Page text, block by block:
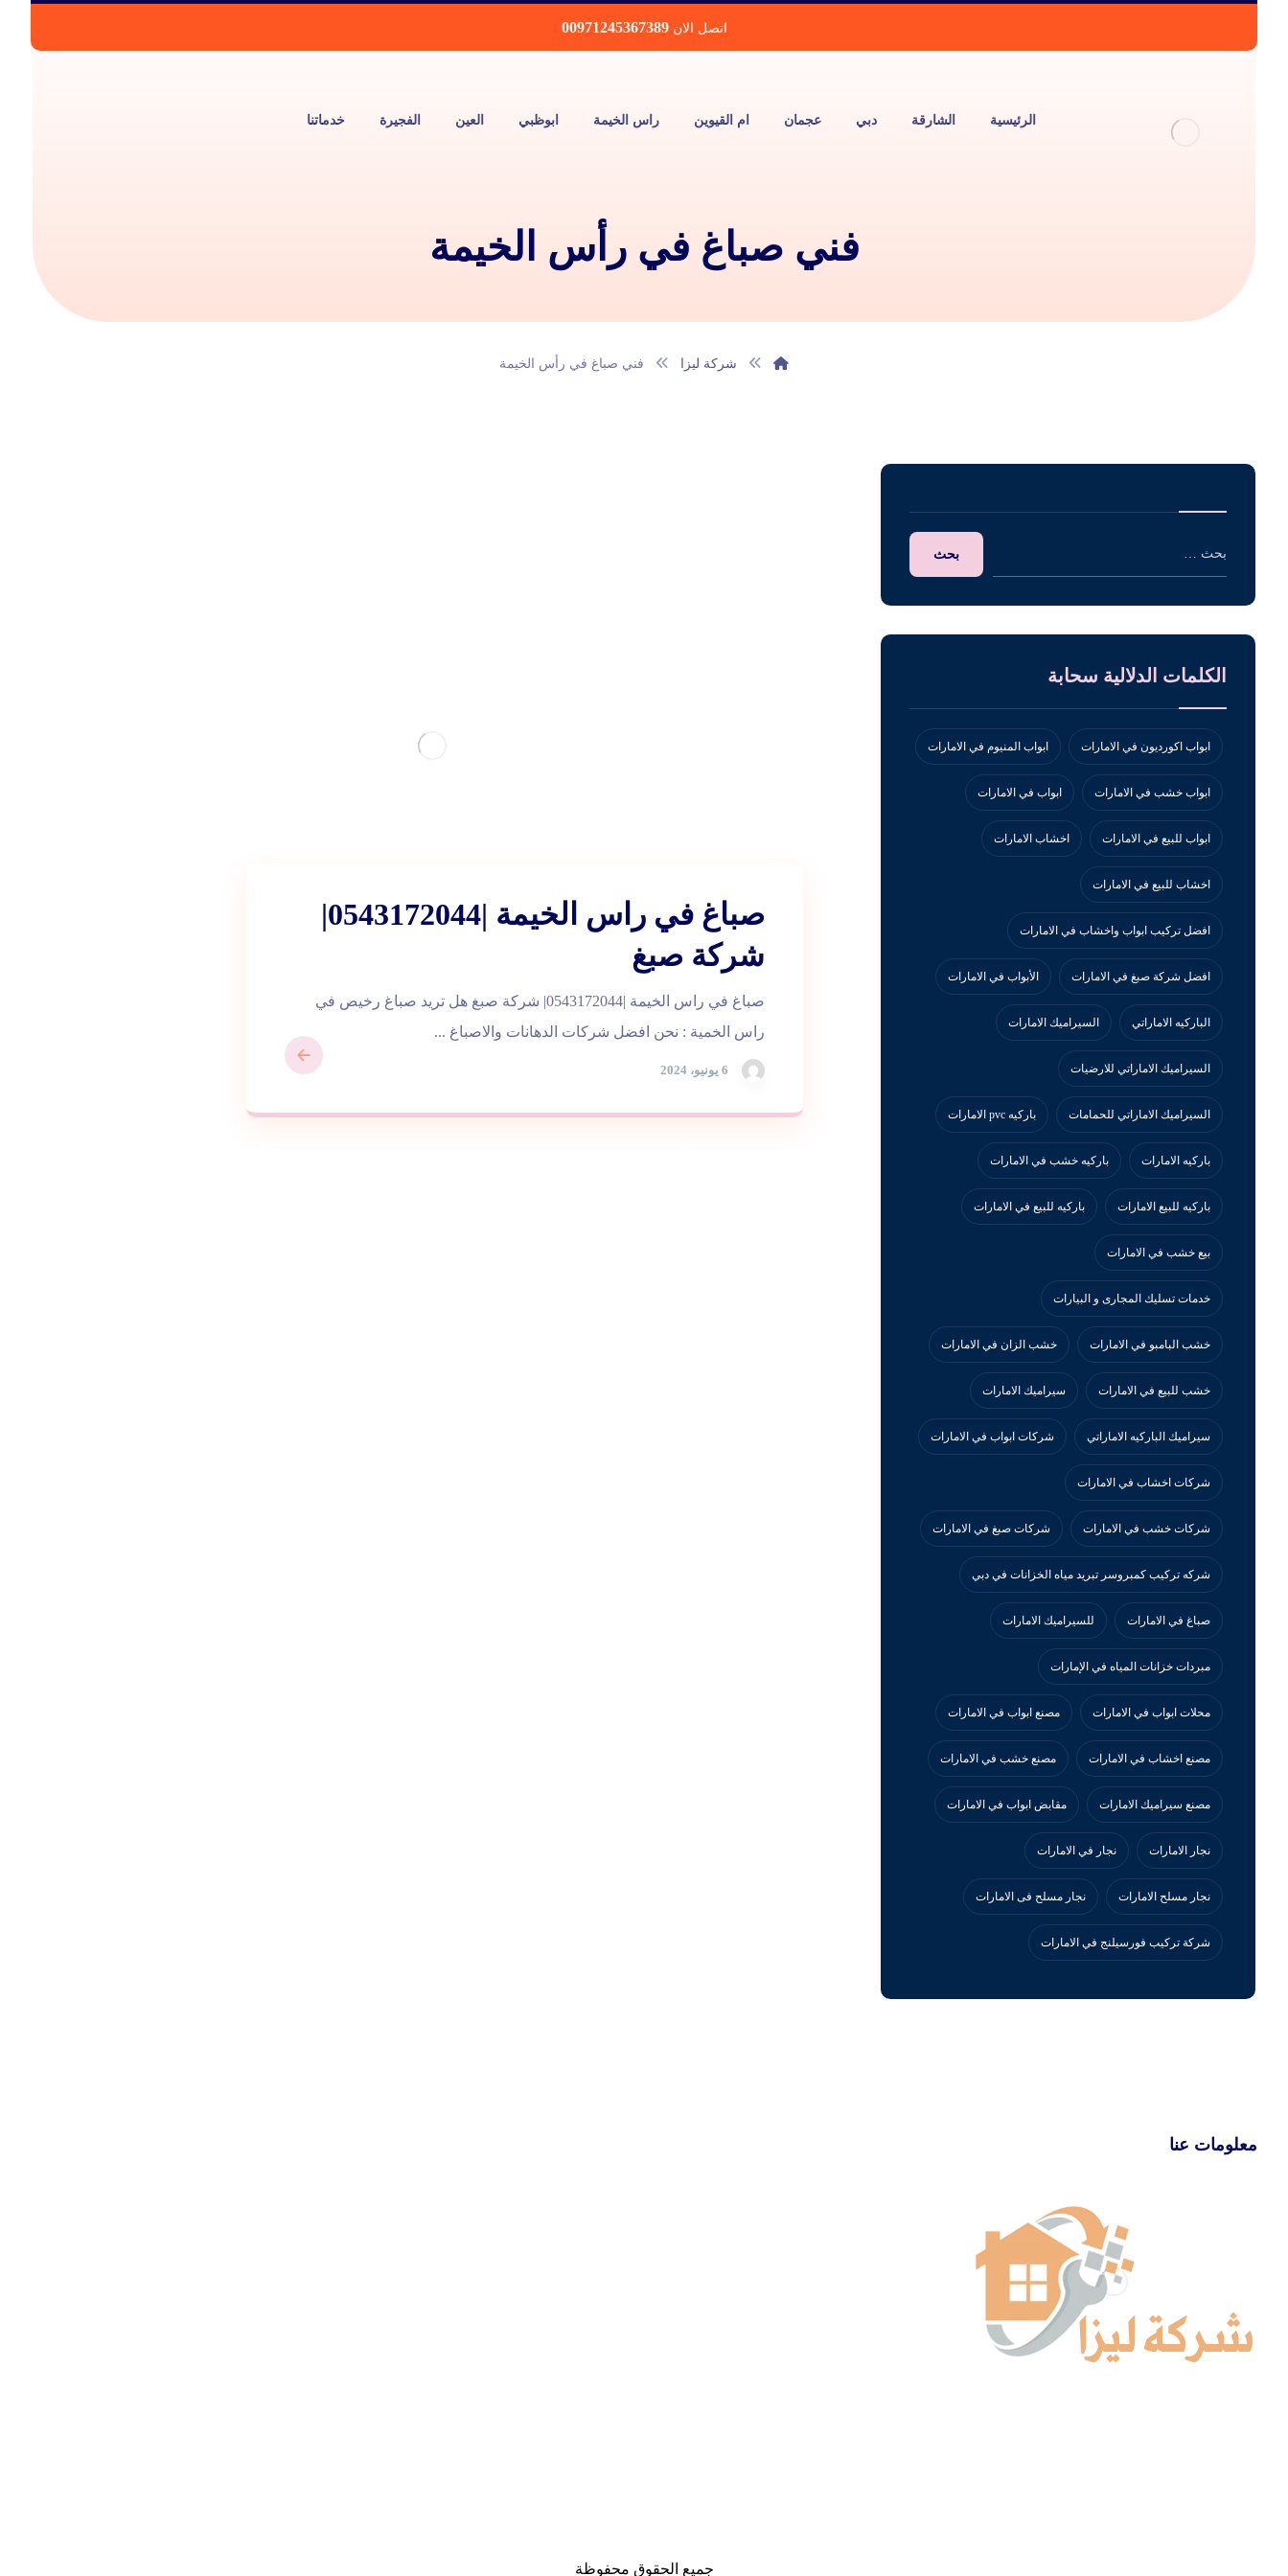
اتصل الان 00971245367389
الرئيسية الشارقة دبي عجمان ام القيوين راس الخيمة ابوظبي العين الفجيرة خدماتنا
فني صباغ في رأس الخيمة
شركة ليزا فني صباغ في رأس الخيمة
صباغ في راس الخيمة |0543172044|
شركة صبغ
6 يونيو، 2024
صباغ في راس الخيمة |0543172044| شركة صبغ هل تريد صباغ رخيص في
راس الخمية : نحن افضل شركات الدهانات والاصباغ ...
الكلمات الدلالية سحابة
ابواب اكورديون في الامارات ابواب المنيوم في الامارات
ابواب خشب في الامارات ابواب في الامارات
ابواب للبيع في الامارات اخشاب الامارات
اخشاب للبيع في الامارات
افضل تركيب ابواب واخشاب في الامارات
افضل شركة صبغ في الامارات الأبواب في الامارات
الباركيه الاماراتي السيراميك الامارات
السيراميك الاماراتي للارضيات
السيراميك الاماراتي للحمامات باركيه pvc الامارات
باركيه الامارات باركيه خشب في الامارات
باركيه للبيع الامارات باركيه للبيع في الامارات
بيع خشب في الامارات
خدمات تسليك المجارى و البيارات
خشب البامبو في الامارات خشب الزان في الامارات
خشب للبيع في الامارات سيراميك الامارات
سيراميك الباركيه الاماراتي شركات ابواب في الامارات
شركات اخشاب في الامارات
شركات خشب في الامارات شركات صبغ في الامارات
شركه تركيب كمبروسر تبريد مياه الخزانات في دبي
صباغ في الامارات للسيراميك الامارات
مبردات خزانات المياه في الإمارات
محلات ابواب في الامارات مصنع ابواب في الامارات
مصنع اخشاب في الامارات مصنع خشب في الامارات
مصنع سيراميك الامارات مقابض ابواب في الامارات
نجار الامارات نجار في الامارات
نجار مسلح الامارات نجار مسلح فى الامارات
‏شركة تركيب فورسيلنج في الامارات
معلومات عنا
جميع الحقوق محفوظة